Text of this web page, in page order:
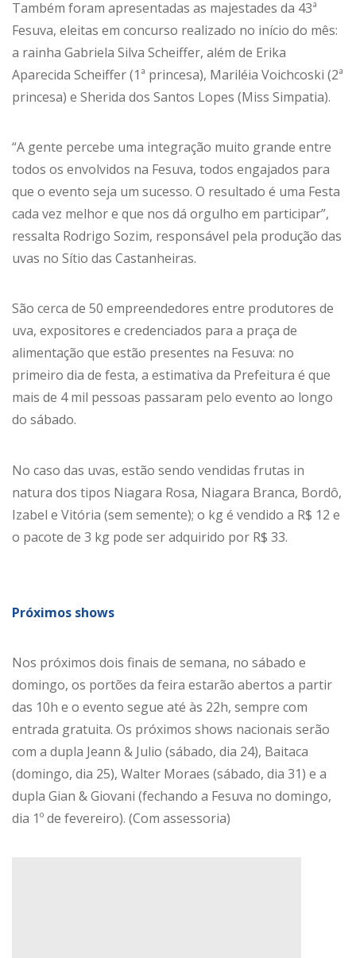
Também foram apresentadas as majestades da 43ª
Fesuva, eleitas em concurso realizado no início do mês:
a rainha Gabriela Silva Scheiffer, além de Erika
Aparecida Scheiffer (1ª princesa), Mariléia Voichcoski (2ª
princesa) e Sherida dos Santos Lopes (Miss Simpatia).
“A gente percebe uma integração muito grande entre
todos os envolvidos na Fesuva, todos engajados para
que o evento seja um sucesso. O resultado é uma Festa
cada vez melhor e que nos dá orgulho em participar”,
ressalta Rodrigo Sozim, responsável pela produção das
uvas no Sítio das Castanheiras.
São cerca de 50 empreendedores entre produtores de
uva, expositores e credenciados para a praça de
alimentação que estão presentes na Fesuva: no
primeiro dia de festa, a estimativa da Prefeitura é que
mais de 4 mil pessoas passaram pelo evento ao longo
do sábado.
No caso das uvas, estão sendo vendidas frutas in
natura dos tipos Niagara Rosa, Niagara Branca, Bordô,
Izabel e Vitória (sem semente); o kg é vendido a R$ 12 e
o pacote de 3 kg pode ser adquirido por R$ 33.
Próximos shows
Nos próximos dois finais de semana, no sábado e
domingo, os portões da feira estarão abertos a partir
das 10h e o evento segue até às 22h, sempre com
entrada gratuita. Os próximos shows nacionais serão
com a dupla Jeann & Julio (sábado, dia 24), Baitaca
(domingo, dia 25), Walter Moraes (sábado, dia 31) e a
dupla Gian & Giovani (fechando a Fesuva no domingo,
dia 1º de fevereiro). (Com assessoria)